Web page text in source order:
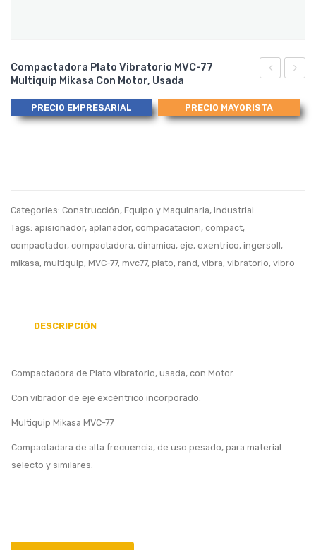
Gasolina
para BX-
Compactadora Plato Vibratorio MVC-77
Multiquip Mikasa Con Motor, Usada
PRECIO EMPRESARIAL PRECIO MAYORISTA
Categories: Construcción, Equipo y Maquinaria, Industrial
Tags: apisionador, aplanador, compacatacion, compact,
compactador, compactadora, dinamica, eje, exentrico, ingersoll,
mikasa, multiquip, MVC-77, mvc77, plato, rand, vibra, vibratorio, vibro
DESCRIPCIÓN
Compactadora de Plato vibratorio, usada, con Motor.
Con vibrador de eje excéntrico incorporado.
Multiquip Mikasa MVC-77
Compactadara de alta frecuencia, de uso pesado, para material
selecto y similares.